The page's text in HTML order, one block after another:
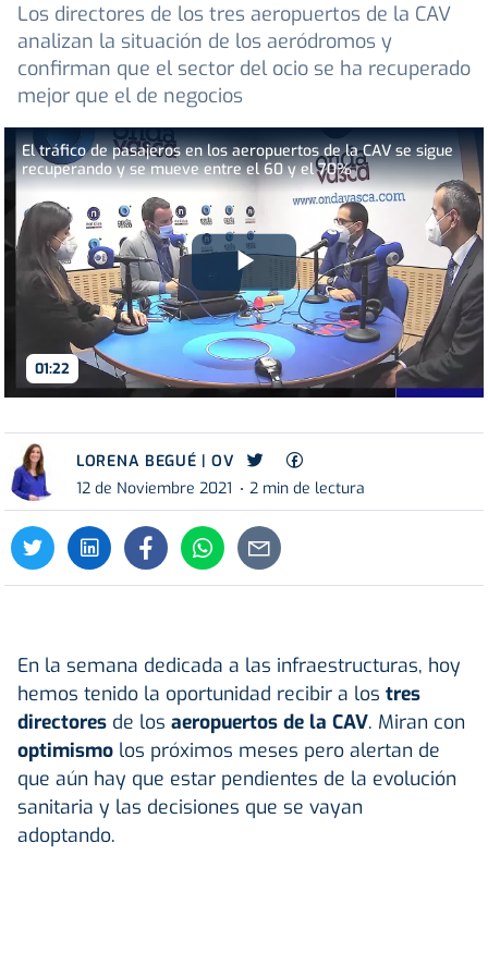
Los directores de los tres aeropuertos de la CAV
analizan la situación de los aeródromos y
confirman que el sector del ocio se ha recuperado
mejor que el de negocios
El tráfico de pasajeros en los aeropuertos de la CAV se sigue
recuperando y se mueve entre el 60 y el 70%
Play
Video
01:22
LORENA BEGUÉ | OV
12 de Noviembre 2021
2 min de lectura
En la semana dedicada a las infraestructuras, hoy
hemos tenido la oportunidad recibir a los tres
directores de los aeropuertos de la CAV. Miran con
optimismo los próximos meses pero alertan de
que aún hay que estar pendientes de la evolución
sanitaria y las decisiones que se vayan
adoptando.